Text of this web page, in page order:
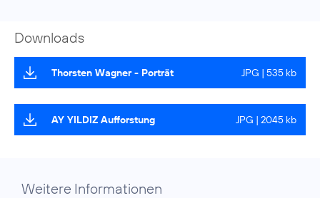
Downloads
Thorsten Wagner - Porträt JPG | 535 kb
AY YILDIZ Aufforstung JPG | 2045 kb
Weitere Informationen